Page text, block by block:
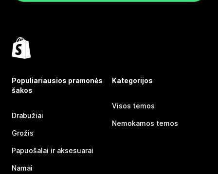
Populiariausios pramonės
šakos
Drabužiai
Grožis
Papuošalai ir aksesuarai
Namai
Kategorijos
Visos temos
Nemokamos temos